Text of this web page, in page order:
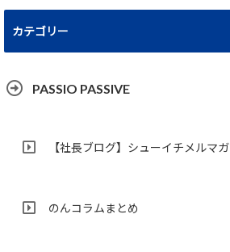
カテゴリー
PASSIO PASSIVE
【社長ブログ】シューイチメルマガ
のんコラムまとめ